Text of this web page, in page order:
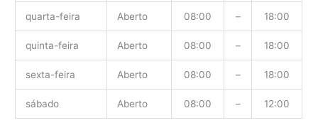
quarta-feira Aberto 08:00 – 18:00
quinta-feira Aberto 08:00 – 18:00
sexta-feira Aberto 08:00 – 18:00
sábado Aberto 08:00 – 12:00